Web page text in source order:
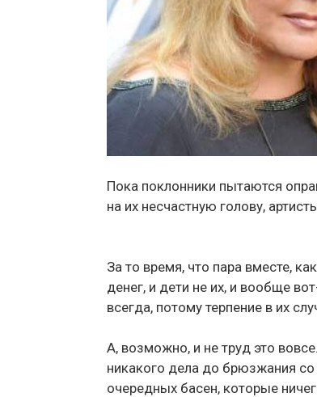
Пока поклонники пытаются
на их несчастную голову,
За то время, что пара вместе,
денег, и дети не их, и вообще
всегда, потому терпение в их
А, возможно, и не труд это
никакого дела до брюзжания
очередных басен, которые